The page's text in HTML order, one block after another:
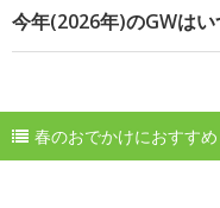
今年(2026年)のGWは
春のおでかけにおすすめ